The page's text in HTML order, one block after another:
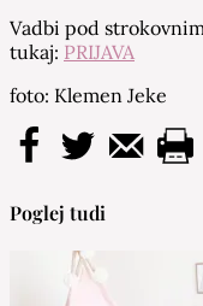
Vadbi pod
tukaj: PRIJAVA
foto: Klemen Jeke
Poglej tudi